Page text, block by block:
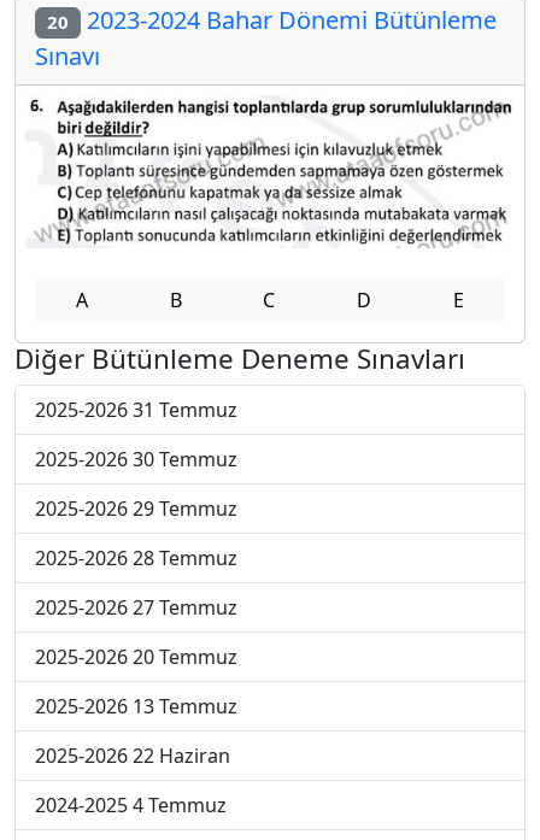
20 2023-2024 Bahar Dönemi Bütünleme
Sınavı
A B C D E
Diğer Bütünleme Deneme Sınavları
2025-2026 31 Temmuz
2025-2026 30 Temmuz
2025-2026 29 Temmuz
2025-2026 28 Temmuz
2025-2026 27 Temmuz
2025-2026 20 Temmuz
2025-2026 13 Temmuz
2025-2026 22 Haziran
2024-2025 4 Temmuz